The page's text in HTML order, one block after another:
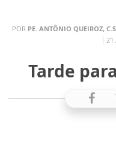
POR PE. ANTÔNIO QUEIROZ,
21
Tarde